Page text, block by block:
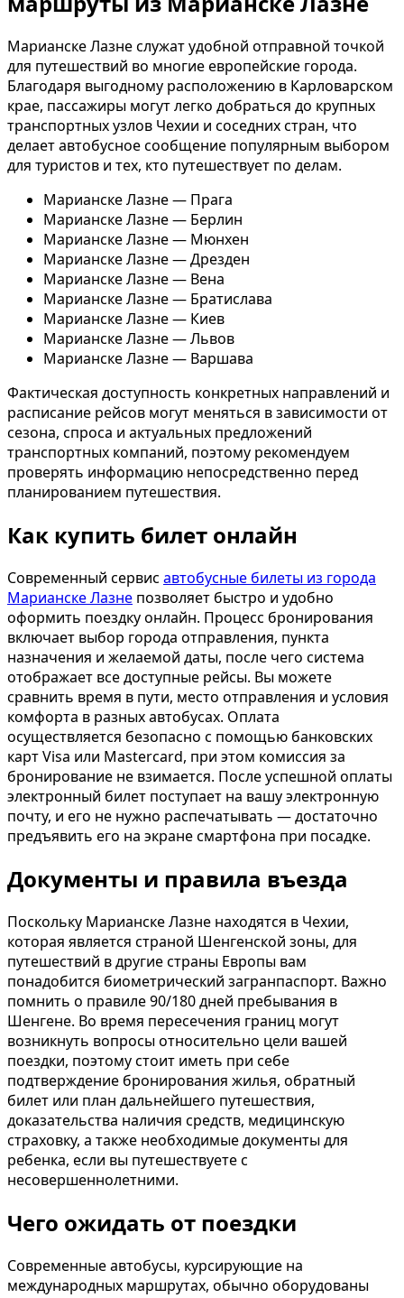
Марианске Лазне служат удобной отправной точкой
для путешествий во многие европейские города.
Благодаря выгодному расположению в Карловарском
крае, пассажиры могут легко добраться до крупных
транспортных узлов Чехии и соседних стран, что
делает автобусное сообщение популярным выбором
для туристов и тех, кто путешествует по делам.
Марианске Лазне — Прага
Марианске Лазне — Берлин
Марианске Лазне — Мюнхен
Марианске Лазне — Дрезден
Марианске Лазне — Вена
Марианске Лазне — Братислава
Марианске Лазне — Киев
Марианске Лазне — Львов
Марианске Лазне — Варшава
Фактическая доступность конкретных направлений и
расписание рейсов могут меняться в зависимости от
сезона, спроса и актуальных предложений
транспортных компаний, поэтому рекомендуем
проверять информацию непосредственно перед
планированием путешествия.
Как купить билет онлайн
Современный сервис автобусные билеты из города
Марианске Лазне позволяет быстро и удобно
оформить поездку онлайн. Процесс бронирования
включает выбор города отправления, пункта
назначения и желаемой даты, после чего система
отображает все доступные рейсы. Вы можете
сравнить время в пути, место отправления и условия
комфорта в разных автобусах. Оплата
осуществляется безопасно с помощью банковских
карт Visa или Mastercard, при этом комиссия за
бронирование не взимается. После успешной оплаты
электронный билет поступает на вашу электронную
почту, и его не нужно распечатывать — достаточно
предъявить его на экране смартфона при посадке.
Документы и правила въезда
Поскольку Марианске Лазне находятся в Чехии,
которая является страной Шенгенской зоны, для
путешествий в другие страны Европы вам
понадобится биометрический загранпаспорт. Важно
помнить о правиле 90/180 дней пребывания в
Шенгене. Во время пересечения границ могут
возникнуть вопросы относительно цели вашей
поездки, поэтому стоит иметь при себе
подтверждение бронирования жилья, обратный
билет или план дальнейшего путешествия,
доказательства наличия средств, медицинскую
страховку, а также необходимые документы для
ребенка, если вы путешествуете с
несовершеннолетними.
Чего ожидать от поездки
Современные автобусы, курсирующие на
международных маршрутах, обычно оборудованы